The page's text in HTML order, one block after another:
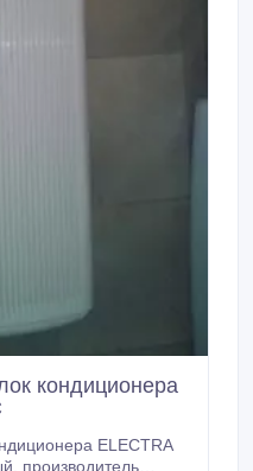
кондиционера
ELECTRA
производитель